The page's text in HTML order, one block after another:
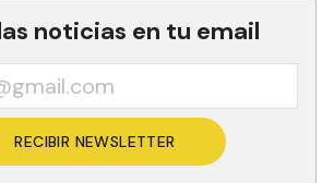
noticias en tu email
RECIBIR NEWSLETTER